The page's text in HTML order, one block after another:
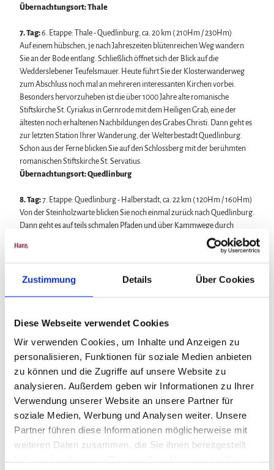
Zustimmung Details Über Cookies
Diese Webseite verwendet Cookies
Wir verwenden Cookies, um Inhalte und Anzeigen zu
personalisieren, Funktionen für soziale Medien anbieten
zu können und die Zugriffe auf unsere Website zu
analysieren. Außerdem geben wir Informationen zu Ihrer
Verwendung unserer Website an unsere Partner für
soziale Medien, Werbung und Analysen weiter. Unsere
Partner führen diese Informationen möglicherweise mit
weiteren Daten zusammen, die Sie ihnen bereitgestellt
Übernachtungsort: Thale
7. Tag:6. Etappe: Thale - Quedlinburg, ca. 20 km ( 210Hm / 230Hm)
Auf einem hübschen, je nach Jahreszeiten blütenreichen Weg wandern
Sie an der Bode entlang. Schließlich öffnet sich der Blick auf die
Wedderslebener Teufelsmauer. Heute führt Sie der Klosterwanderweg
zum Abschluss noch mal an mehreren interessanten Kirchen vorbei.
Besonders hervorzuheben ist die über 1000 Jahre alte romanische
Stiftskirche St. Cyriakus in Gernrode mit dem Heiligen Grab, eine der
ältesten noch erhaltenen Nachbildungen des Grabes Christi. Dann geht es
zur letzten Station Ihrer Wanderung, der Welterbestadt Quedlinburg.
Schon aus der Ferne blicken Sie auf den Schlossberg mit der berühmten
romanischen Stiftskirche St. Servatius.
Übernachtungsort: Quedlinburg
8. Tag:7. Etappe: Quedlinburg - Halberstadt, ca. 22 km ( 120Hm / 160Hm)
Von der Steinholzwarte blicken Sie noch einmal zurück nach Quedlinburg.
Dann geht es auf teils schmalen Pfaden und über Kammwege durch
Naturschutzgebiete im Harzvorland. Vorbei an der Gedenkstätte
Langenstein-Zwieberge erreichen Sie den historischen Landschaftspark
Spiegelsberge oberhalb von Halberstadt. Von hier geht es hinab zum
Domplatz.
Heimreise
Leistungen:
8 Übernachtungen mit Frühstück
Kurtaxen
Lunchpakete für die Wanderetappen
Gepäcktransport (2 Gepäckstücke je max. 20 Kg pro Person)
SOS-Wanderhilfe
Rücktransfer am Morgen des Abreisetages zum Startort
Wanderkarte